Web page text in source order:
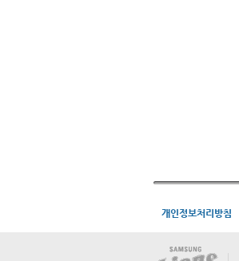
개인정보처리방침